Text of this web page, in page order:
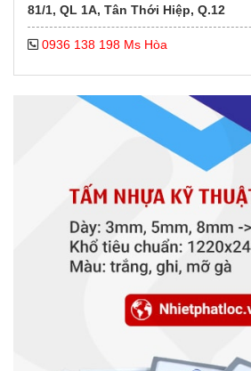
81/1, QL 1A, Tân Thới Hiệp, Q.12
0936 138 198 Ms Hòa